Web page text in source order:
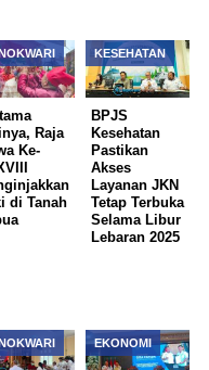
Raja
Ke-
di Tanah
KESEHATAN
BPJS
Kesehatan
Pastikan
Akses
Layanan JKN
Tetap Terbuka
Selama Libur
Lebaran 2025
EKONOMI